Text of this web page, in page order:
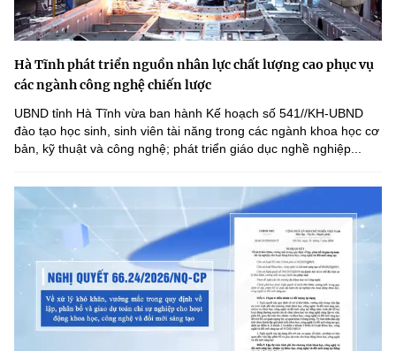
Hà Tĩnh phát triển nguồn nhân lực chất lượng cao phục vụ
các ngành công nghệ chiến lược
UBND tỉnh Hà Tĩnh vừa ban hành Kế hoạch số 541//KH-UBND
đào tạo học sinh, sinh viên tài năng trong các ngành khoa học cơ
bản, kỹ thuật và công nghệ; phát triển giáo dục nghề nghiệp...